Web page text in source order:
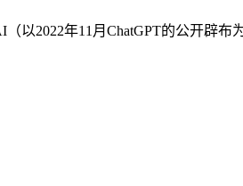
以2022年11月ChatGPT的公开辟布